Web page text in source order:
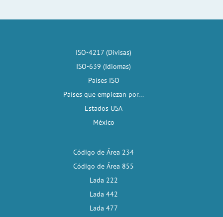
ISO-4217 (Divisas)
ISO-639 (Idiomas)
Países ISO
Países que empiezan por...
Estados USA
México
Código de Área 234
Código de Área 855
Lada 222
Lada 442
Lada 477